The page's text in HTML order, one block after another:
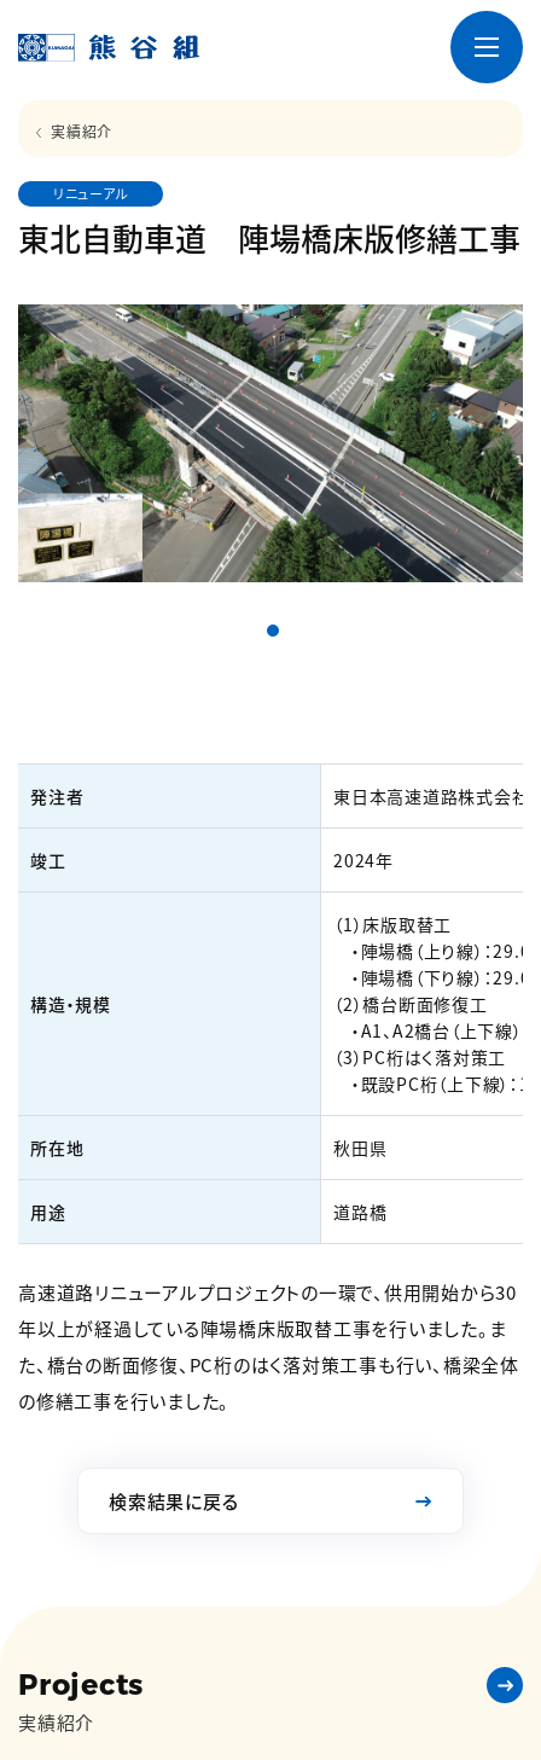
実績紹介
リニューアル
東北自動車道 陣場橋床版修繕工事
発注者 東日本高速道路株式会社
竣工 2024年
構造・規模
（1）床版取替工
・陣場橋（上り線）：
・陣場橋（下り線）：
（2）橋台断面修復工
・A1、A2橋台（上下線）
（3）PC桁はく落対策工
・既設PC桁（上下線）：
所在地 秋田県
用途 道路橋
高速道路リニューアルプロジェクトの一環で、供用開始から30
年以上が経過している陣場橋床版取替工事を行いました。ま
た、橋台の断面修復、PC桁のはく落対策工事も行い、橋梁全体
の修繕工事を行いました。
検索結果に戻る
Projects
実績紹介